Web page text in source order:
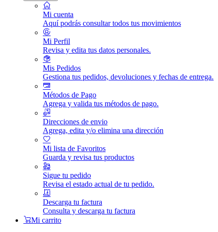
Mi cuenta
Aquí podrás consultar todos tus movimientos
Mi Perfil
Revisa y edita tus datos personales.
Mis Pedidos
Gestiona tus pedidos, devoluciones y fechas de entrega.
Métodos de Pago
Agrega y valida tus métodos de pago.
Direcciones de envio
Agrega, edita y/o elimina una dirección
Mi lista de Favoritos
Guarda y revisa tus productos
Sigue tu pedido
Revisa el estado actual de tu pedido.
Descarga tu factura
Consulta y descarga tu factura
Mi carrito